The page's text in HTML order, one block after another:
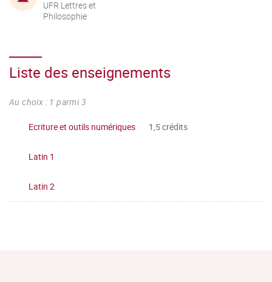
UFR Lettres et
Philosophie
Liste des enseignements
Au choix : 1 parmi 3
Ecriture et outils numériques 1,5 crédits
Latin 1
Latin 2